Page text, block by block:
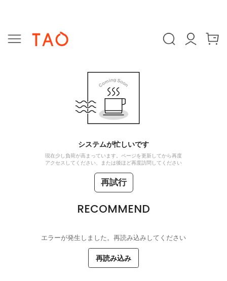
システムが忙しいです
現在少し負荷が高まっています。ページを更新してから再度
アクセスしてください、または後ほど再度訪問してください
再試行
RECOMMEND
エラーが発生しました。再読み込みしてください
再読み込み